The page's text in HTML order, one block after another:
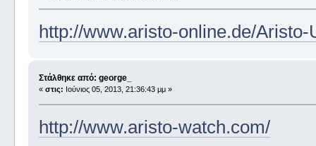
http://www.aristo-online.de/
Στάλθηκε από: george_
« στις: Ιούνιος 05, 2013, 21:36:43 μμ »
http://www.aristo-watch.com/